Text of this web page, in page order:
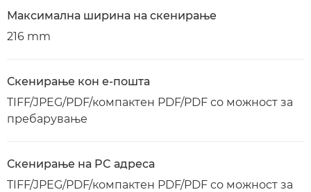
Максимална ширина на скенирање
216 mm
Скенирање кон е-пошта
TIFF/JPEG/PDF/компактен PDF/PDF со можност за
пребарување
Скенирање на PC адреса
TIFF/JPEG/PDF/компактен PDF/PDF со можност за